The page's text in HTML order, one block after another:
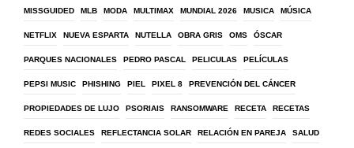
MISSGUIDED MLB MODA MULTIMAX MUNDIAL 2026 MUSICA MÚSICA
NETFLIX NUEVA ESPARTA NUTELLA OBRA GRIS OMS ÓSCAR
PARQUES NACIONALES PEDRO PASCAL PELICULAS PELÍCULAS
PEPSI MUSIC PHISHING PIEL PIXEL 8 PREVENCIÓN DEL CÁNCER
PROPIEDADES DE LUJO PSORIAIS RANSOMWARE RECETA RECETAS
REDES SOCIALES REFLECTANCIA SOLAR RELACIÓN EN PAREJA SALUD